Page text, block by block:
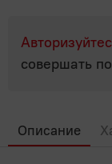
Паштеты
Сосиски,
Овощные
Рыбные консервы
Крупы, бобовые
Продукты
Молоко
Молочные
Растительные
Мясо, птица
Птица
Орехи,
Прочее
совершать
Описание